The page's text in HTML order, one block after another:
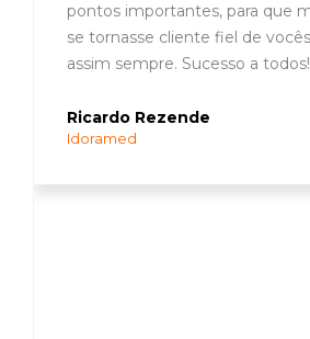
pontos importantes, para que
se tornasse cliente fiel de
assim sempre. Sucesso a todos!
Ricardo Rezende
Idoramed